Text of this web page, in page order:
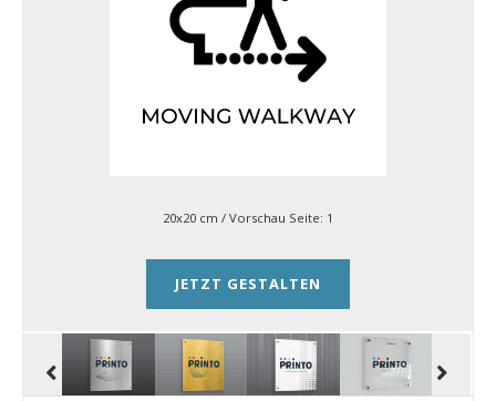
20x20 cm / Vorschau Seite: 1
JETZT GESTALTEN